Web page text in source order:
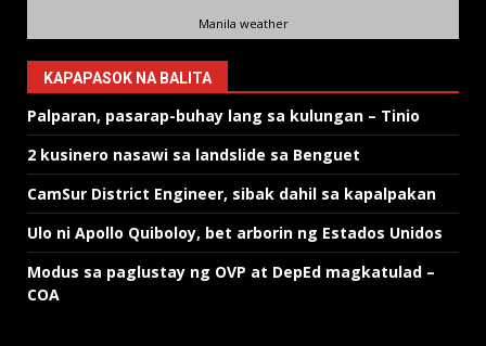
Manila weather
KAPAPASOK NA BALITA
Palparan, pasarap-buhay lang sa kulungan – Tinio
2 kusinero nasawi sa landslide sa Benguet
CamSur District Engineer, sibak dahil sa kapalpakan
Ulo ni Apollo Quiboloy, bet arborin ng Estados Unidos
Modus sa paglustay ng OVP at DepEd magkatulad –
COA